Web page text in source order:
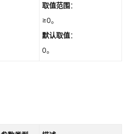
取值范围：
≥0。
默认取值：
0。